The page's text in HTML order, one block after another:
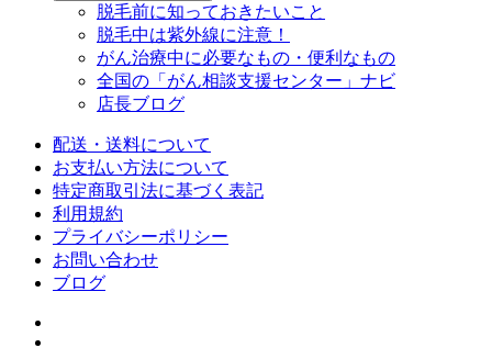
脱毛前に知っておきたいこと
脱毛中は紫外線に注意！
がん治療中に必要なもの・便利なもの
全国の「がん相談支援センター」ナビ
店長ブログ
配送・送料について
お支払い方法について
特定商取引法に基づく表記
利用規約
プライバシーポリシー
お問い合わせ
ブログ